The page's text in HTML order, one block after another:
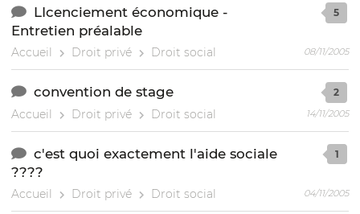
LIcenciement économique -
Entretien préalable
Accueil Droit privé Droit social
5
08/11/2005
convention de stage
Accueil Droit privé Droit social
2
14/11/2005
c'est quoi exactement l'aide sociale
????
Accueil Droit privé Droit social
1
04/11/2005